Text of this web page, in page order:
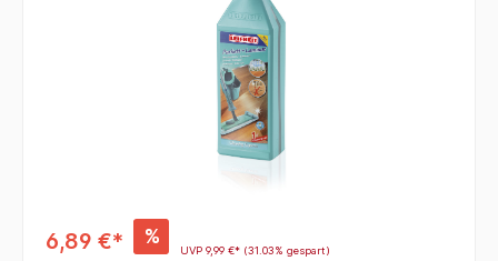
6,89 €* %
UVP 9,99 €* (31.03% gespart)